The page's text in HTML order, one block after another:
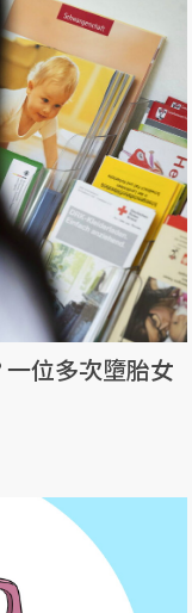
位多次墮胎女